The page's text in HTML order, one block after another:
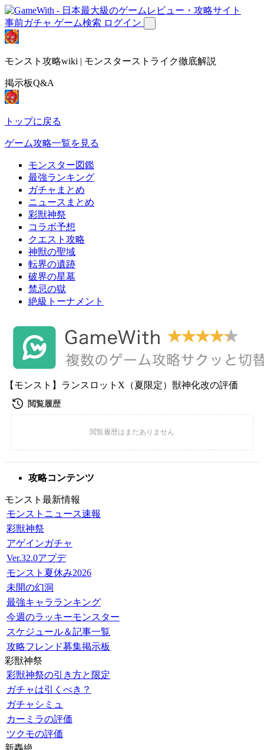
事前ガチャ ゲーム検索 ログイン
モンスト攻略wiki | モンスターストライク徹底解説
掲示板Q&A
トップに戻る
ゲーム攻略一覧を見る
モンスター図鑑
最強ランキング
ガチャまとめ
ニュースまとめ
彩獣神祭
コラボ予想
クエスト攻略
神獣の聖域
転界の遺跡
破界の星墓
禁忌の獄
絶級トーナメント
【モンスト】ランスロットX（夏限定）獣神化改の評価
攻略コンテンツ
モンスト最新情報
モンストニュース速報
彩獣神祭
アゲインガチャ
Ver.32.0アプデ
モンスト夏休み2026
未開の幻洞
最強キャラランキング
今週のラッキーモンスター
スケジュール＆記事一覧
攻略フレンド募集掲示板
彩獣神祭
彩獣神祭の引き方と限定
ガチャは引くべき？
ガチャシミュ
カーミラの評価
ツクモの評価
新轟絶